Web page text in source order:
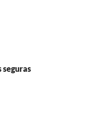
seguras